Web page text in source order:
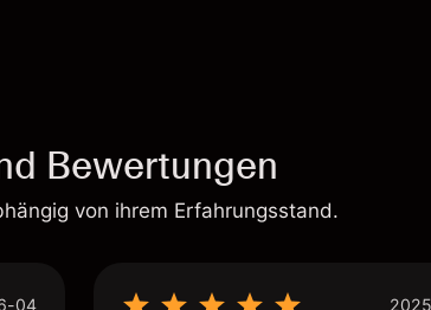
Bewertungen
von ihrem Erfahrungsstand.
04